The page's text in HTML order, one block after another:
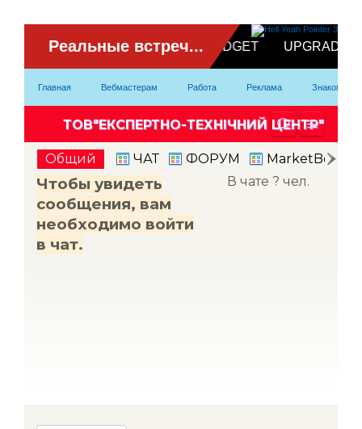
Главная Вебмастерам Работа Реклама Знакомство
ВидеоЧат
Партнерка
Модели
Контакты